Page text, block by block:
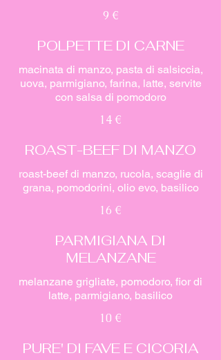
9 €
POLPETTE DI CARNE
macinata di manzo, pasta di salsiccia,
uova, parmigiano, farina, latte, servite
con salsa di pomodoro
14 €
ROAST-BEEF DI MANZO
roast-beef di manzo, rucola, scaglie di
grana, pomodorini, olio evo, basilico
16 €
PARMIGIANA DI
MELANZANE
melanzane grigliate, pomodoro, fior di
latte, parmigiano, basilico
10 €
PURE' DI FAVE E CICORIA